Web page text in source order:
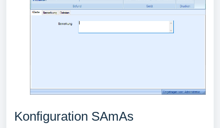
Konfiguration SAmAs